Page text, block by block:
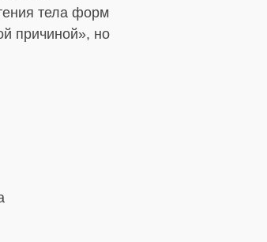
тела форм
причиной», но